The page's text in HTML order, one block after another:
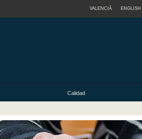
VALENCIÀ ENGLISH
Calidad